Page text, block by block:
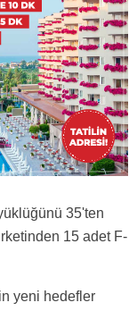
35'ten
15 adet F-
yeni hedefler